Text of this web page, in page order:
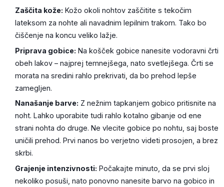
Zaščita kože: Kožo okoli nohtov zaščitite s tekočim
lateksom za nohte ali navadnim lepilnim trakom. Tako bo
čiščenje na koncu veliko lažje.
Priprava gobice: Na košček gobice nanesite vodoravni črti
obeh lakov – najprej temnejšega, nato svetlejšega. Črti se
morata na sredini rahlo prekrivati, da bo prehod lepše
zamegljen.
Nanašanje barve: Z nežnim tapkanjem gobico pritisnite na
noht. Lahko uporabite tudi rahlo kotalno gibanje od ene
strani nohta do druge. Ne vlecite gobice po nohtu, saj boste
uničili prehod. Prvi nanos bo verjetno videti prosojen, a brez
skrbi.
Grajenje intenzivnosti: Počakajte minuto, da se prvi sloj
nekoliko posuši, nato ponovno nanesite barvo na gobico in